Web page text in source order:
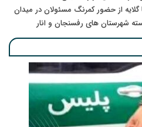
از حضور کمرنگ مسئولان در میدان
شهرستان های رفسنجان و انار